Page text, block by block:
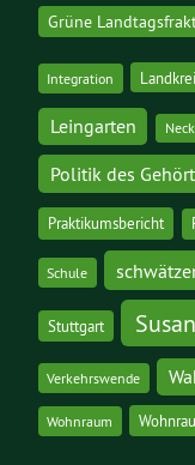
Grüne
Integration
Leingarten
Politik des
Praktikumsbericht
Schule
Stuttgart
Verkehrswende
Wohnraum